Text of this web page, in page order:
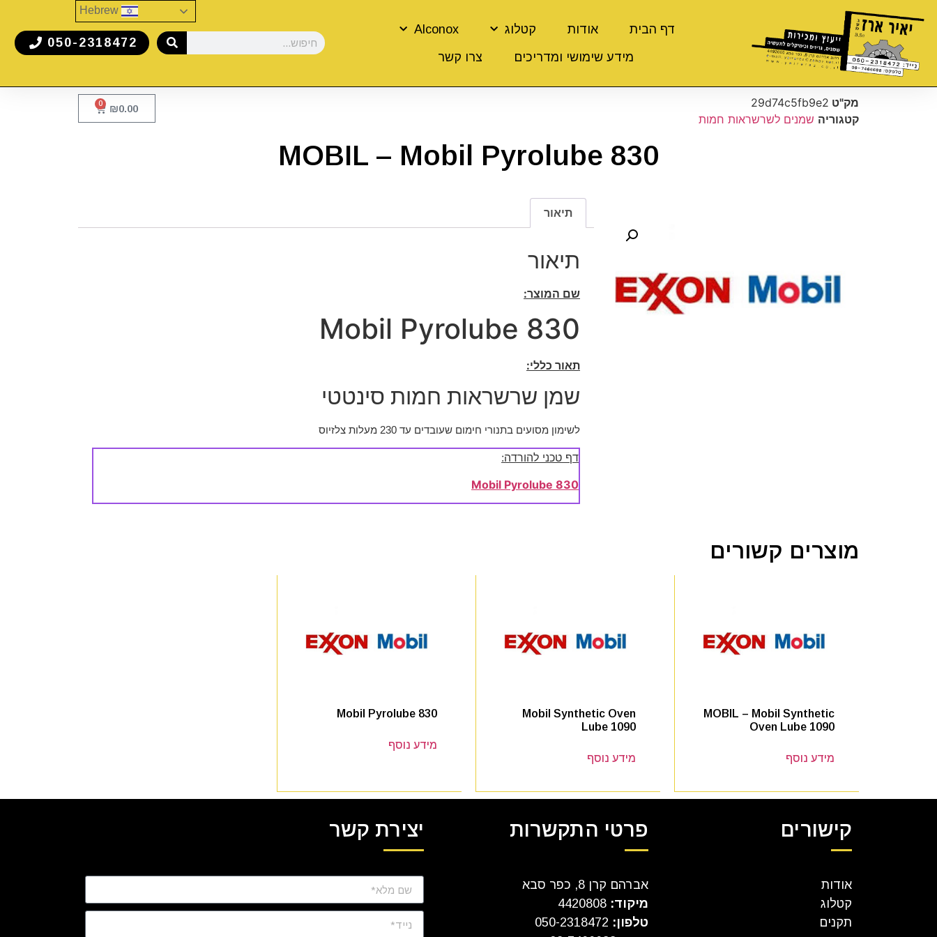
דף הבית אודות קטלוג
Alconox
מידע שימושי ומדריכים
צרו קשר
050-2318472
מק"ט 29d74c5fb9e2
קטגוריה שמנים לשרשראות חמות
₪0.00
0
MOBIL – Mobil Pyrolube 830
תיאור
תיאור
שם המוצר:
Mobil Pyrolube 830
תאור כללי:
שמן שרשראות חמות סינטטי
לשימון מסועים בתנורי חימום שעובדים עד 230 מעלות צלזיוס
דף טכני להורדה:
Mobil Pyrolube 830
מוצרים קשורים
MOBIL – Mobil Synthetic
Oven Lube 1090
מידע נוסף
Mobil Synthetic Oven
Lube 1090
מידע נוסף
Mobil Pyrolube 830
מידע נוסף
קישורים
אודות
קטלוג
תקנים
פרטי התקשרות
אברהם קרן 8, כפר סבא
מיקוד:
טלפון:
יצירת קשר
Hebrew